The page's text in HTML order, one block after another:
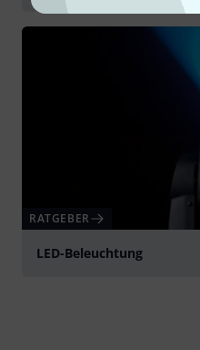
RATGEBER
LED-Beleuchtung